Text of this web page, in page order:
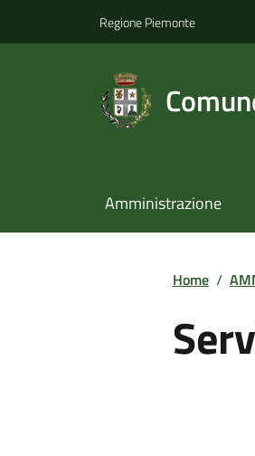
Regione Piemonte
Amministrazione
Home /